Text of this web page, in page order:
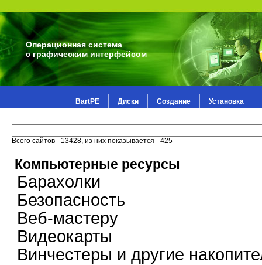
Операционная система
с графическим интерфейсом
BartPE Диски Создание Установка
Всего сайтов - 13428, из них показывается - 425
Компьютерные ресурсы
Барахолки
Безопасность
Веб-мастеру
Видеокарты
Винчестеры и другие